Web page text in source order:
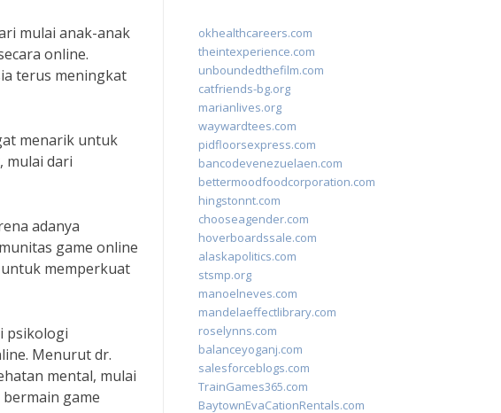
mulai anak-anak
online.
terus meningkat
menarik untuk
mulai dari
adanya
game online
memperkuat
psikologi
Menurut dr.
mental, mulai
game
okhealthcareers.com
theintexperience.com
unboundedthefilm.com
catfriends-bg.org
marianlives.org
waywardtees.com
pidfloorsexpress.com
bancodevenezuelaen.com
bettermoodfoodcorporation.com
hingstonnt.com
chooseagender.com
hoverboardssale.com
alaskapolitics.com
stsmp.org
manoelneves.com
mandelaeffectlibrary.com
roselynns.com
balanceyoganj.com
salesforceblogs.com
TrainGames365.com
BaytownEvaCationRentals.com